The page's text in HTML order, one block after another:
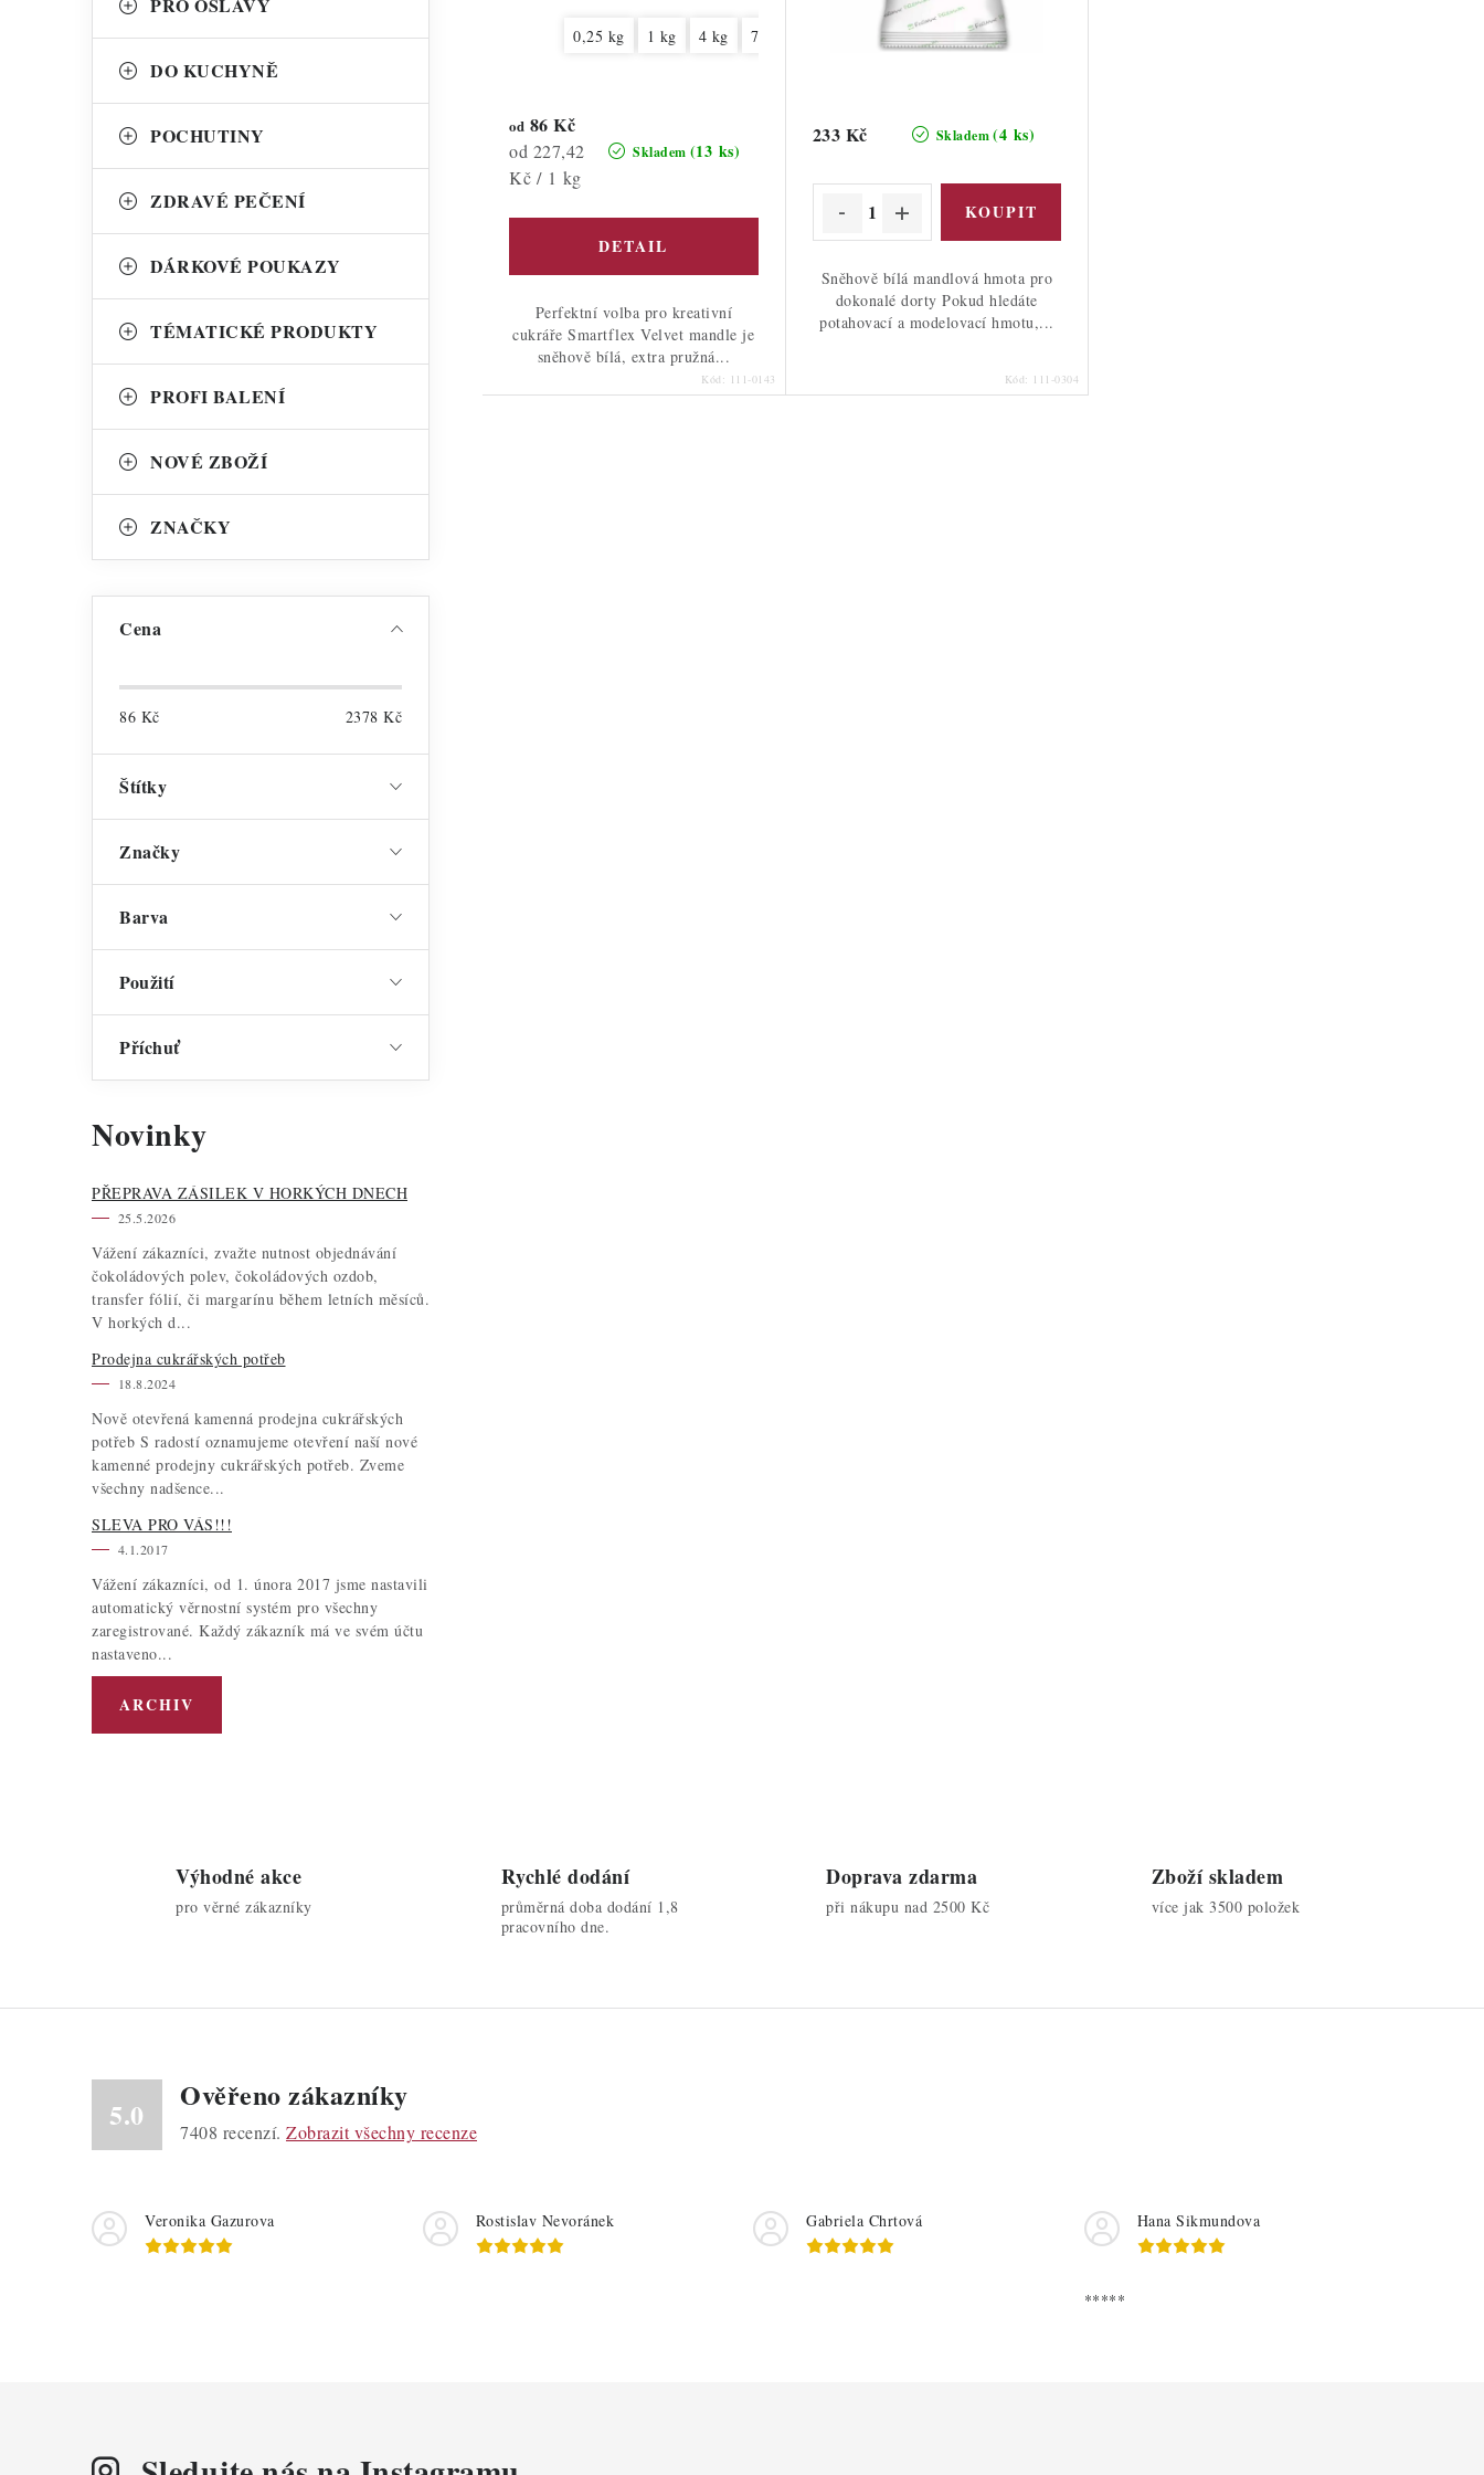
DO KUCHYNĚ
POCHUTINY
ZDRAVÉ PEČENÍ
DÁRKOVÉ POUKAZY
TÉMATICKÉ PRODUKTY
PROFI BALENÍ
NOVÉ ZBOŽÍ
ZNAČKY
Cena
86 Kč 2378 Kč
Štítky
Značky
Barva
Použití
Příchuť
Novinky
PŘEPRAVA ZÁSILEK V HORKÝCH DNECH
25.5.2026
Vážení zákazníci, zvažte nutnost objednávání
čokoládových polev, čokoládových ozdob,
transfer fólií, či margarínu během letních měsíců.
V horkých d...
Prodejna cukrářských potřeb
18.8.2024
Nově otevřená kamenná prodejna cukrářských
potřeb S radostí oznamujeme otevření naší nové
kamenné prodejny cukrářských potřeb. Zveme
všechny nadšence...
SLEVA PRO VÁS!!!
4.1.2017
Vážení zákazníci, od 1. února 2017 jsme nastavili
automatický věrnostní systém pro všechny
zaregistrované. Každý zákazník má ve svém účtu
nastaveno...
ARCHIV
u
ů
0,25 kg 1 kg 4 kg 7 kg
Skladem (13 ks)
od 86 Kč
Měrná
cena:
od 227,42
Kč / 1 kg
Perfektní volba pro kreativní
cukráře Smartflex Velvet mandle je
sněhově bílá, extra pružná...
Kód: 111-0143
Skladem (4 ks)
233 Kč
Sněhově bílá mandlová hmota pro
dokonalé dorty Pokud hledáte
potahovací a modelovací hmotu,...
Kód: 111-0304
Výhodné akce
pro věrné zákazníky
Rychlé dodání
průměrná doba dodání 1,8
pracovního dne.
Doprava zdarma
při nákupu nad 2500 Kč
Zboží skladem
více jak 3500 položek
5.0
Ověřeno zákazníky
7408 recenzí. Zobrazit všechny recenze
Veronika Gazurova Rostislav Nevoránek Gabriela Chrtová Hana Sikmundova
*****